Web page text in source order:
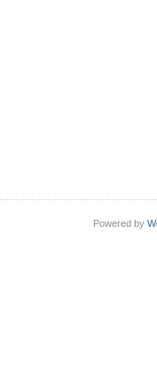
Powered by